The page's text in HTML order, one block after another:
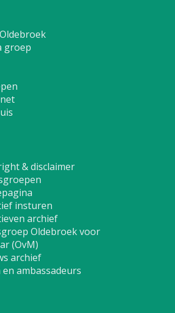
groep
& disclaimer
insturen
archief
Oldebroek voor
(OvM)
archief
en ambassadeurs